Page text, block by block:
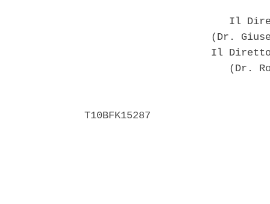
Il
(Dr.
Il
(Dr.